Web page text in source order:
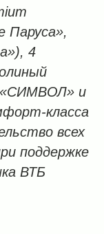
Паруса»,
4
и
класса
всех
поддержке
ВТБ